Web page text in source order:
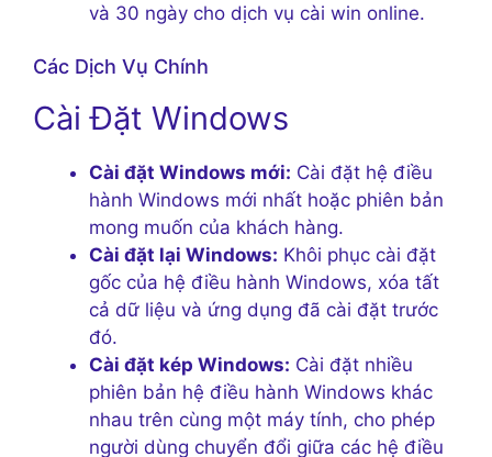
và 30 ngày cho dịch vụ cài win online.
Các Dịch Vụ Chính
Cài Đặt Windows
Cài đặt Windows mới: Cài đặt hệ điều
hành Windows mới nhất hoặc phiên bản
mong muốn của khách hàng.
Cài đặt lại Windows: Khôi phục cài đặt
gốc của hệ điều hành Windows, xóa tất
cả dữ liệu và ứng dụng đã cài đặt trước
đó.
Cài đặt kép Windows: Cài đặt nhiều
phiên bản hệ điều hành Windows khác
nhau trên cùng một máy tính, cho phép
người dùng chuyển đổi giữa các hệ điều